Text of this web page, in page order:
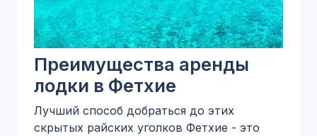
Преимущества аренды
лодки в Фетхие
Лучший способ добраться до этих
скрытых райских уголков Фетхие - это